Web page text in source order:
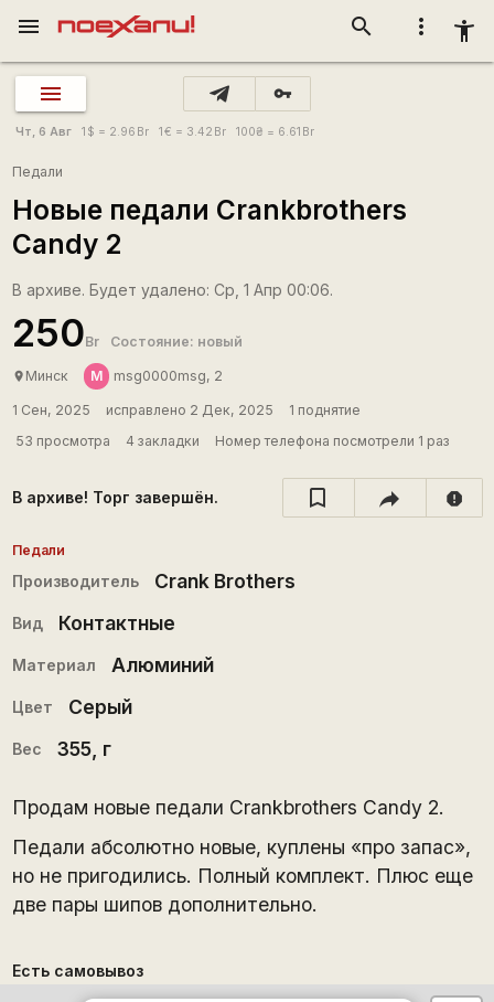
more_vert accessibility_new
search
menu
vpn_key
Чт, 6 Авг 1 $ = 2.96 Br 1€ = 3.42 Br 100₴ = 6.61 Br
Педали
Новые педали Crankbrothers
Candy 2
В архиве. Будет удалено: Ср, 1 Апр 00:06.
250Br Состояние: новый
place Минск M msg0000msg, 2
1 Сен, 2025 исправлено 2 Дек, 2025
1 поднятие
53 просмотра
4 закладки Номер телефона посмотрели 1 раз
В архиве! Торг завершён. report
Педали
Производитель Crank Brothers
Вид Контактные
Материал Алюминий
Цвет Серый
Вес 355, г
Продам новые педали Crankbrothers Candy 2.
Педали абсолютно новые, куплены «про запас»,
но не пригодились. Полный комплект. Плюс еще
две пары шипов дополнительно.
Есть самовывоз